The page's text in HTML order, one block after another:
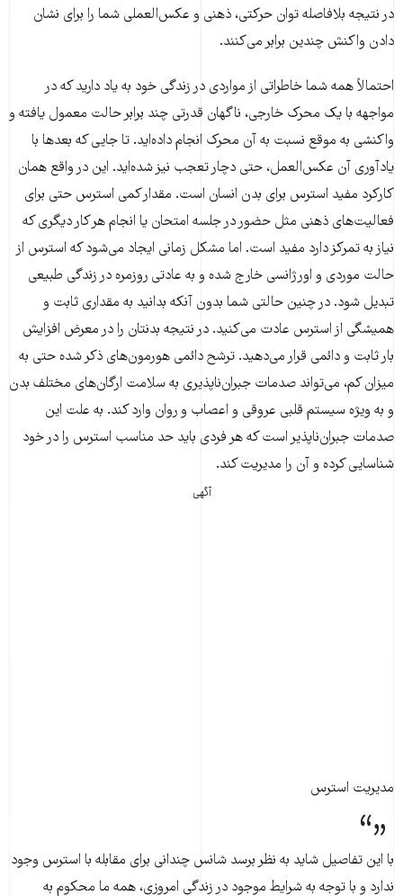
در نتیجه بلافاصله توان حرکتی، ذهنی و عکس‌العملی شما را برای نشان
دادن واکنش چندین برابر می‌کنند.
احتمالاً همه شما خاطراتی از مواردی در زندگی خود به یاد دارید که در
مواجهه با یک محرک خارجی، ناگهان قدرتی چند برابر حالت معمول یافته و
واکنشی به موقع نسبت به آن محرک انجام داده‌اید. تا جایی که بعدها با
یادآوری آن عکس‌العمل، حتی دچار تعجب نیز شده‌اید. این در واقع همان
کارکرد مفید استرس برای بدن انسان است. مقدار کمی استرس حتی برای
فعالیت‌های ذهنی مثل حضور در جلسه امتحان یا انجام هر کار دیگری که
نیاز به تمرکز دارد مفید است. اما مشکل زمانی ایجاد می‌شود که استرس از
حالت موردی و اورژانسی خارج شده و به عادتی روزمره در زندگی طبیعی
تبدیل شود. در چنین حالتی شما بدون آنکه بدانید به مقداری ثابت و
همیشگی از استرس عادت می‌کنید. در نتیجه بدنتان را در معرض افزایش
بار ثابت و دائمی قرار می‌دهید. ترشح دائمی هورمون‌های ذکر شده حتی به
میزان کم، می‌تواند صدمات جبران‌ناپذیری به سلامت ارگان‌های مختلف بدن
و به ویژه سیستم قلبی عروقی و اعصاب و روان وارد کند. به علت این
صدمات جبران‌ناپذیر است که هر فردی باید حد مناسب استرس را در خود
شناسایی کرده و آن را مدیریت کند.
آگهی
مدیریت استرس
با این تفاصیل شاید به نظر برسد شانس چندانی برای مقابله با استرس وجود
ندارد و با توجه به شرایط موجود در زندگی امروزی، همه ما محکوم به